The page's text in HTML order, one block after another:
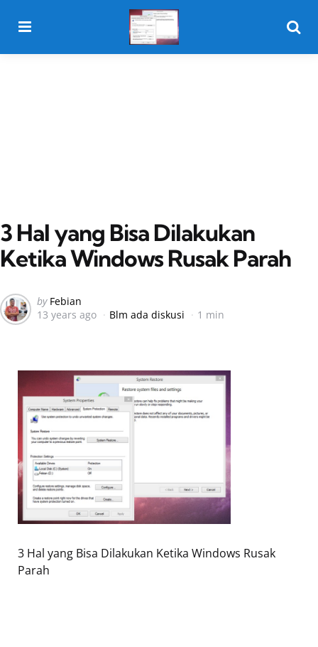
3 Hal yang Bisa Dilakukan
Ketika Windows Rusak Parah
Posted
by
by Febian
13 years ago
Blm ada diskusi 1 min
3 Hal yang Bisa Dilakukan Ketika Windows Rusak
Parah